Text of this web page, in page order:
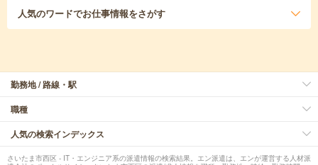
人気のワードでお仕事情報をさがす
勤務地 / 路線・駅
職種
人気の検索インデックス
さいたま市西区 - IT・エンジニア系の派遣情報の検索結果。エン派遣は、エンが運営する人材派